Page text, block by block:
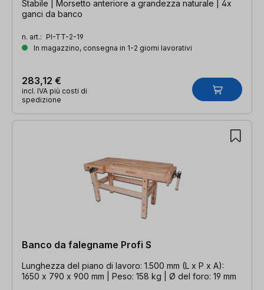
Stabile | Morsetto anteriore a grandezza naturale | 4x
ganci da banco
n. art.: PI-TT-2-19
In magazzino, consegna in 1-2 giorni lavorativi
283,12 €
incl. IVA più costi di
spedizione
Banco da falegname Profi S
Lunghezza del piano di lavoro: 1.500 mm (L x P x A):
1650 x 790 x 900 mm | Peso: 158 kg | Ø del foro: 19 mm